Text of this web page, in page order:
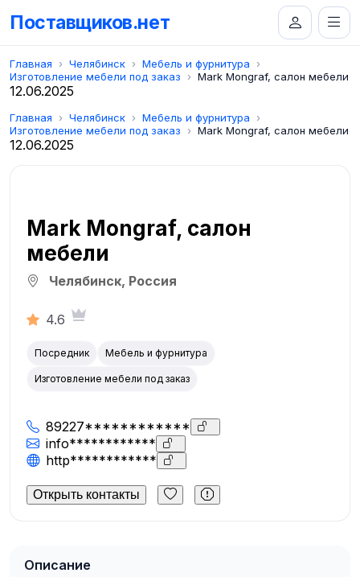
Поставщиков.нет
Главная Челябинск
Мебель и фурнитура
Изготовление мебели под заказ
Mark Mongraf, салон мебели
12.06.2025
Главная Челябинск
Мебель и фурнитура
Изготовление мебели под заказ
Mark Mongraf, салон мебели
12.06.2025
Mark Mongraf, салон
мебели
Челябинск, Россия
4.6
Посредник Мебель и фурнитура
Изготовление мебели под заказ
89227************
info************
http************
Открыть контакты
Описание